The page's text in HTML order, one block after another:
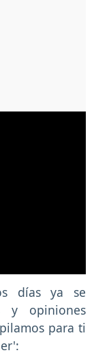
días ya se
y opiniones
para ti